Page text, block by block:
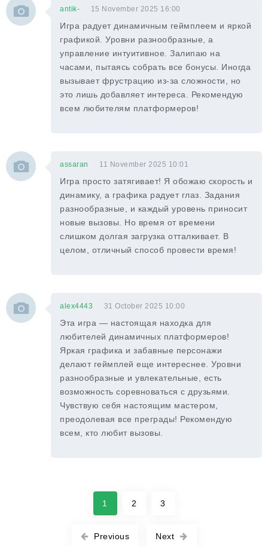
antik- 15 November 2025 16:00
Игра радует динамичным геймплеем и яркой
графикой. Уровни разнообразные, а
управление интуитивное. Залипаю на
часами, пытаясь собрать все бонусы. Иногда
вызывает фрустрацию из-за сложности, но
это лишь добавляет интереса. Рекомендую
всем любителям платформеров!
assaran 11 November 2025 10:01
Игра просто затягивает! Я обожаю скорость и
динамику, а графика радует глаз. Задания
разнообразные, и каждый уровень приносит
новые вызовы. Но время от времени
слишком долгая загрузка отталкивает. В
целом, отличный способ провести время!
alex4443 31 October 2025 10:00
Эта игра — настоящая находка для
любителей динамичных платформеров!
Яркая графика и забавные персонажи
делают геймплей еще интереснее. Уровни
разнообразные и увлекательные, есть
возможность соревноваться с друзьями.
Чувствую себя настоящим мастером,
преодолевая все преграды! Рекомендую
всем, кто любит вызовы.
Previous
1 2 3
Next